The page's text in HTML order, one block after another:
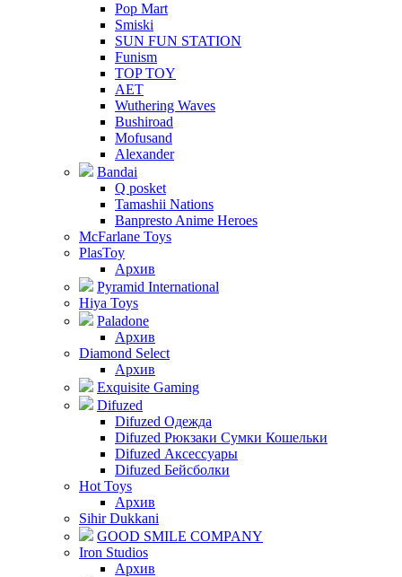
Pop Mart
Smiski
SUN FUN STATION
Funism
TOP TOY
AET
Wuthering Waves
Bushiroad
Mofusand
Alexander
Bandai
Q posket
Tamashii Nations
Banpresto Anime Heroes
McFarlane Toys
PlasToy
Архив
Pyramid International
Hiya Toys
Paladone
Архив
Diamond Select
Архив
Exquisite Gaming
Difuzed
Difuzed Одежда
Difuzed Рюкзаки Сумки Кошельки
Difuzed Аксессуары
Difuzed Бейсболки
Hot Toys
Архив
Sihir Dukkani
GOOD SMILE COMPANY
Iron Studios
Архив